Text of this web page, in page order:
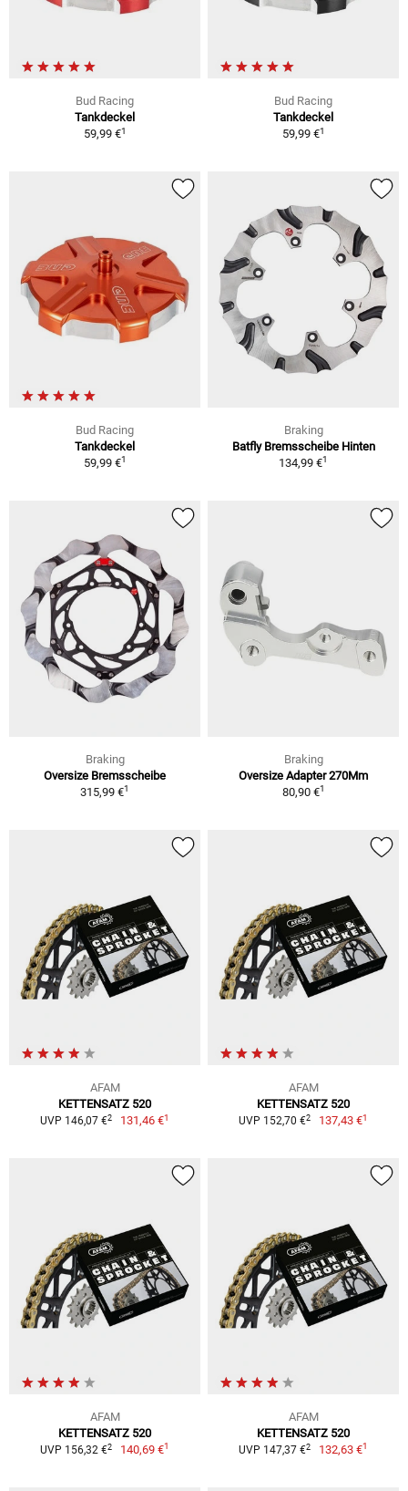
Bud Racing
Tankdeckel
59,99 €1
Bud Racing
Tankdeckel
59,99 €1
Bud Racing
Tankdeckel
59,99 €1
Braking
Batfly Bremsscheibe Hinten
134,99 €1
Braking
Oversize Bremsscheibe
315,99 €1
Braking
Oversize Adapter 270Mm
80,90 €1
AFAM
KETTENSATZ 520
UVP 146,07 €2 131,46 €1
AFAM
KETTENSATZ 520
UVP 152,70 €2 137,43 €1
AFAM
KETTENSATZ 520
UVP 156,32 €2 140,69 €1
AFAM
KETTENSATZ 520
UVP 147,37 €2 132,63 €1